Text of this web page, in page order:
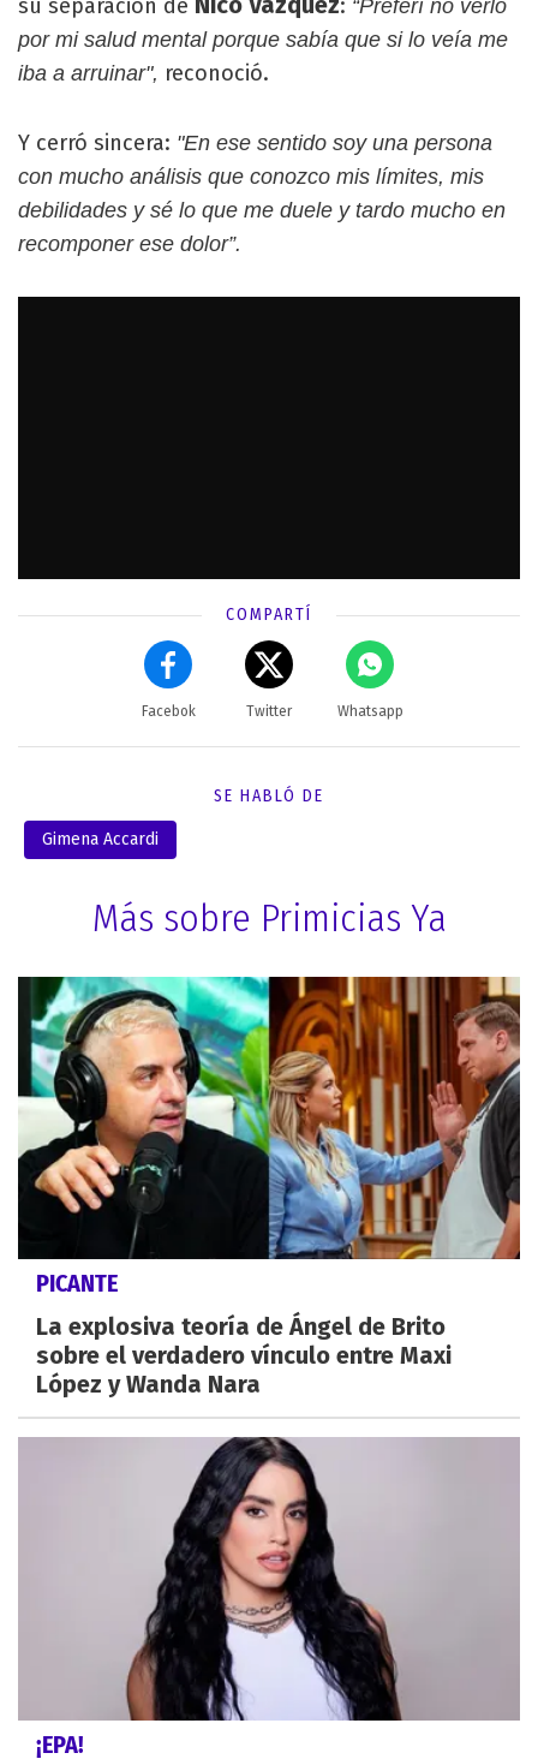
su separación de : “Preferí no verlo
por mi salud mental porque sabía que si lo veía me
iba a arruinar", reconoció.
Y cerró sincera: "En ese sentido soy una persona
con mucho análisis que conozco mis límites, mis
debilidades y sé lo que me duele y tardo mucho en
recomponer ese dolor”.
COMPARTÍ
Facebok Twitter Whatsapp
SE HABLÓ DE
Gimena Accardi
Más sobre Primicias Ya
PICANTE
La explosiva teoría de Ángel de Brito
sobre el verdadero vínculo entre Maxi
López y Wanda Nara
¡EPA!